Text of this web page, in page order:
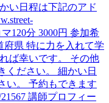
日程は下記のアド
マ120分 3000円 参加希
府県 特に力を入れて学
ば幸いです。 その他
ください。 細かい日
い。 予約もできます
21567 講師プロフィー